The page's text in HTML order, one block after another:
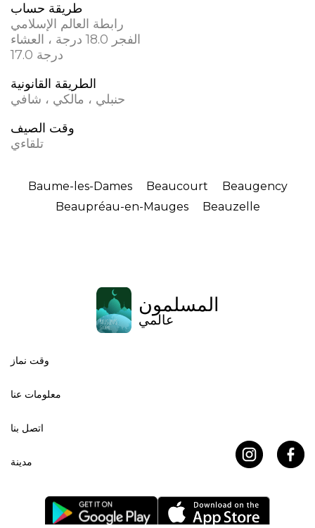
طريقة حساب
رابطة العالم الإسلامي
الفجر 18.0 درجة ، العشاء
17.0 درجة
الطريقة القانونية
حنبلي ، مالكي ، شافي
وقت الصيف
تلقاءي
Baume-les-Dames Beaucourt
Beaugency
Beaupréau-en-Mauges
Beauzelle
المسلمون
عالمي
وقت نماز
معلومات عنا
اتصل بنا
مدينة